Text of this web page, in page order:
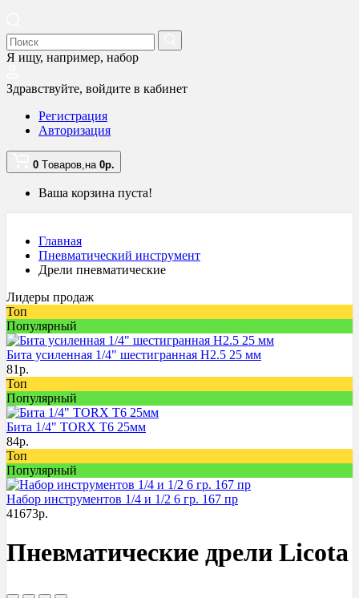
Я ищу, например, набор
Здравствуйте, войдите в кабинет
Регистрация
Авторизация
0 Tоваров,на 0р.
Ваша корзина пуста!
Главная
Пневматический инструмент
Дрели пневматические
Лидеры продаж
Топ
Популярный
Бита усиленная 1/4" шестигранная H2.5 25 мм
81р.
Топ
Популярный
Бита 1/4" TORX T6 25мм
84р.
Топ
Популярный
Набор инструментов 1/4 и 1/2 6 гр. 167 пр
41673р.
Пневматические дрели Licota